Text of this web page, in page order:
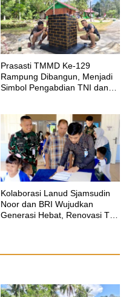
Prasasti TMMD Ke-129
Rampung Dibangun, Menjadi
Simbol Pengabdian TNI dan
Kolaborasi Lanud Sjamsudin
Noor dan BRI Wujudkan
Generasi Hebat, Renovasi TK